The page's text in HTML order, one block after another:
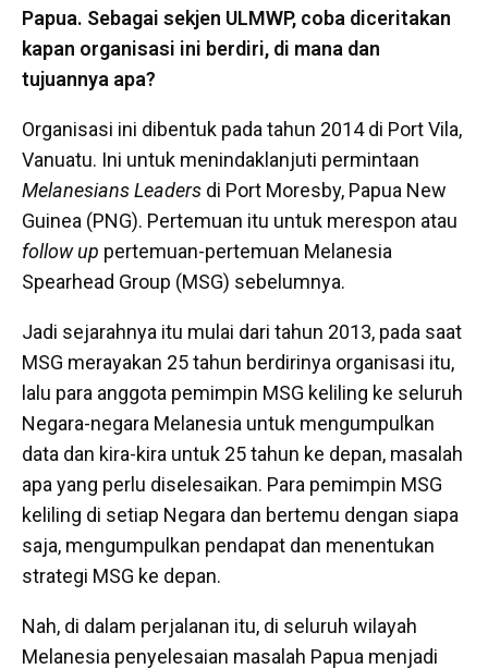
Papua. Sebagai sekjen ULMWP, coba diceritakan
kapan organisasi ini berdiri, di mana dan
tujuannya apa?
Organisasi ini dibentuk pada tahun 2014 di Port Vila,
Vanuatu. Ini untuk menindaklanjuti permintaan
Melanesians Leaders di Port Moresby, Papua New
Guinea (PNG). Pertemuan itu untuk merespon atau
follow up pertemuan-pertemuan Melanesia
Spearhead Group (MSG) sebelumnya.
Jadi sejarahnya itu mulai dari tahun 2013, pada saat
MSG merayakan 25 tahun berdirinya organisasi itu,
lalu para anggota pemimpin MSG keliling ke seluruh
Negara-negara Melanesia untuk mengumpulkan
data dan kira-kira untuk 25 tahun ke depan, masalah
apa yang perlu diselesaikan. Para pemimpin MSG
keliling di setiap Negara dan bertemu dengan siapa
saja, mengumpulkan pendapat dan menentukan
strategi MSG ke depan.
Nah, di dalam perjalanan itu, di seluruh wilayah
Melanesia penyelesaian masalah Papua menjadi